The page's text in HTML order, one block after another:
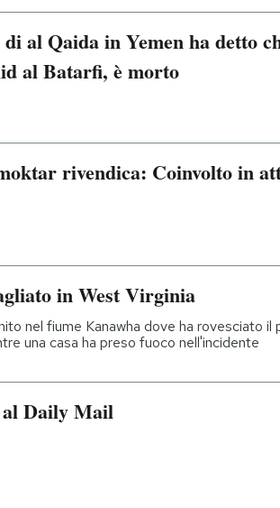
al Qaida in Yemen ha detto
al Batarfi, è morto
rivendica: Coinvolto in
in West Virginia
nel fiume Kanawha dove ha rovesciato il
una casa ha preso fuoco nell'incidente
Daily Mail